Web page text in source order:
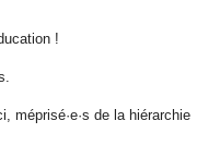
!
méprisé·e·s de la hiérarchie